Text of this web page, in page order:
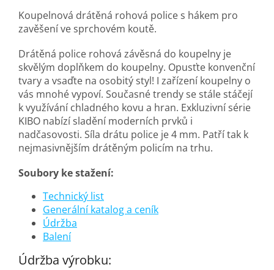
Koupelnová drátěná rohová police s hákem pro
zavěšení ve sprchovém koutě.
Drátěná police rohová závěsná do koupelny je
skvělým doplňkem do koupelny. Opusťte konvenční
tvary a vsaďte na osobitý styl! I zařízení koupelny o
vás mnohé vypoví. Současné trendy se stále stáčejí
k využívání chladného kovu a hran. Exkluzivní série
KIBO nabízí sladění moderních prvků i
nadčasovosti. Síla drátu police je 4 mm. Patří tak k
nejmasivnějším drátěným policím na trhu.
Soubory ke stažení:
Technický list
Generální katalog a ceník
Údržba
Balení
Údržba výrobku: